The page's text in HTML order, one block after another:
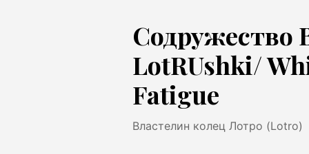
Содружество
LotRUshki/
Fatigue
Властелин колец Лотро (Lotro)